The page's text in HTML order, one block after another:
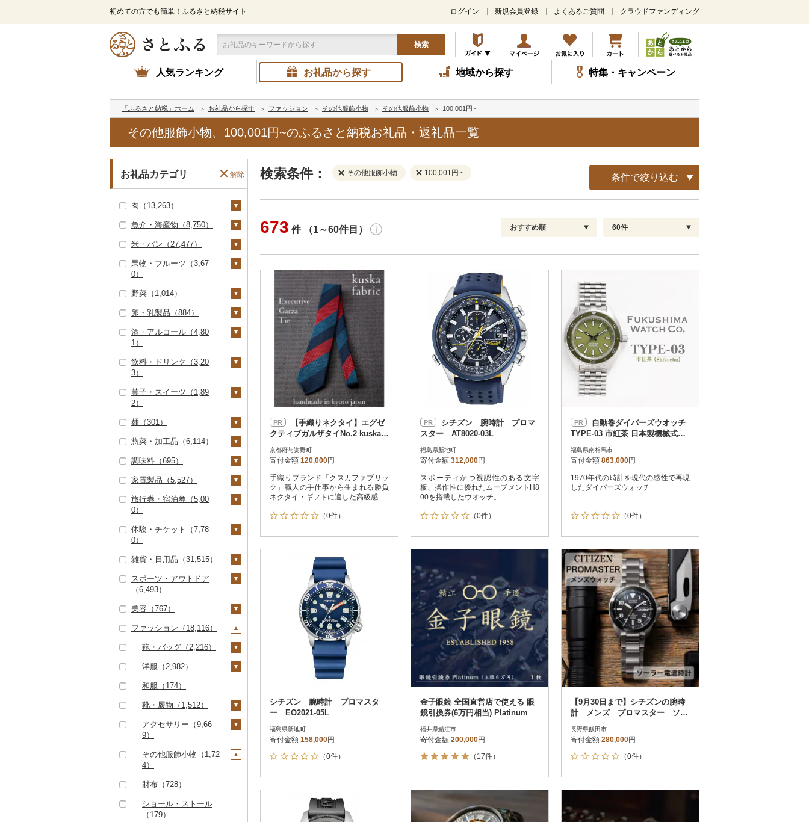
初めての方でも簡単！ふるさと納税サイト
メ
ン
コ
ン
テ
ツ
ッ
ログイン 新規会員登録 よくあるご質問 クラウドファンディング
検索
人気ランキング お礼品から探す 地域から探す 特集・キャンペーン
「ふるさと納税」ホーム お礼品から探す ファッション その他服飾小物 その他服飾小物 100,001円~
その他服飾小物、100,001円~のふるさと納税お礼品・返礼品一覧
お礼品カテゴリ 解除
肉（13,263）
牛肉（精肉）（10,11
しゃぶしゃぶ（2,61
和牛（924）
仙台牛（70）
米沢牛（34）
山形牛（430）
常陸牛（183）
上州牛（1）
飛騨牛（309）
近江牛（215）
神戸牛・神戸ビーフ
（326）
但馬牛（158）
土佐あかうし（12）
佐賀牛（1,390）
長崎和牛（418）
あか牛（457）
宮崎牛（123）
その他牛肉（精肉）
（542）
1）
6）
（4）
（395）
焼肉（223）
4）
ハンバーグ（327）
ソーセージ・ウインナ
ベーコン・サラミ（8
（162）
鶏肉（1,081）
中津からあげ（0）
水炊き（25）
地鶏（683）
赤鶏さつま（0）
その他鶏肉（186）
羊肉・ラム肉（ジンギ
鴨肉（0）
猪肉（18）
その他肉・加工品（6
魚介・海産物（8,750）
カニ（1,987）
ズワイガニ（1,440）
エビ（142）
1）
からすみ（22）
キャビア（168）
その他魚卵（8）
帆立（ホタテ）（89
鮑（アワビ）（34）
牡蠣（カキ）（54）
あさり（345）
しじみ（41）
サザエ（9）
はまぐり（6）
その他貝（143）
うなぎ（1,329）
鮮魚（1,321）
鮭・サーモン（335）
マグロ（276）
イワシ（7）
カツオ（138）
金目鯛（33）
クエ（44）
くじら（12）
サバ（16）
さんま（2）
イカ・タコ（138）
イカ（81）
タコ（49）
海苔・海藻（140）
海苔（95）
わかめ（25）
ひじき（0）
その他海苔・海藻（3
4）
干物（321）
ししゃも（24）
その他干物（304）
その他魚介・加工品
（1,243）
しらす・ちりめん（7
6）
かまぼこ・練り製品
（43）
その他魚介・加工品
（1,063）
米・パン（27,477）
米（27,245）
ゆめぴりか（977）
つや姫（438）
コシヒカリ（14,383）
はえぬき（364）
さがびより（244）
あきたこまち（4,62
0）
ひとめぼれ（594）
ミルキークィーン（1
95）
ななつぼし（858）
その他米（1,467）
04）
果物・フルーツ（3,67
0）
ぶどう・マスカット
ピオーネ（116）
ット（85）
もも（267）
梨（175）
和梨（118）
洋梨・ラフランス（4
マンゴー（98）
みかん・柑橘（313）
みかん（229）
レモン（0）
不知火・デコポン（1
14）
せとか（85）
文旦（7）
まどんな（17）
ポンカン（21）
その他柑橘（212）
すいか（34）
キウイ（101）
柿（カキ）（93）
ドライフルーツ（2
5）
干し柿（2）
干し芋（15）
その他ドライフルーツ
（7）
その他果物（320）
びわ（95）
ブルーベリー（3）
パイナップル（2）
栗（4）
その他果物（165）
野菜（1,014）
いも（84）
じゃがいも（43）
トマト（105）
2）
とうもろこし（29）
根菜（125）
人参（26）
大根（10）
自然薯（0）
レンコン（1）
にんにく・生姜（8
1）
その他根菜（14）
アスパラガス（14）
豆（58）
きのこ（131）
しいたけ（16）
松茸（62）
その他きのこ（53）
その他野菜（708）
山菜（8）
かぼちゃ（16）
茄子（13）
レタス（5）
その他野菜（601）
卵・乳製品（884）
卵（183）
牛乳（239）
バター（66）
その他乳製品（197）
酒・アルコール（4,80
1）
ビール・発泡酒（2,49
ビール（1,184）
ール（633）
日本酒（572）
シャンパン・スパーク
その他ワイン（61）
ノンアルコール（8
その他酒（340）
飲料・ドリンク（3,20
3）
水・ミネラルウォータ
コーヒー・コーヒー豆
（129）
知覧茶（6）
八女茶（6）
9）
ンジジュース）（4
6）
その他果汁飲料（14
茶葉・ティーバッグ
炭酸飲料（136）
豆乳（22）
（724）
菓子・スイーツ（1,89
2）
ケーキ（209）
クッキー（68）
焼き菓子（117）
プリン（210）
ゼリー（113）
アイス・ジェラート
その他洋菓子（187）
煎餅・おかき（10）
羊羹（3）
饅頭（8）
大福（7）
その他和菓子（102）
麺（301）
ラーメン（78）
うどん（115）
そば（30）
パスタ（18）
その他麺（160）
惣菜・加工品（6,114）
惣菜（1,055）
餃子（288）
シュウマイ（23）
カレー・シチュー（4
シチュー（123）
肉（2,588）
ピザ（114）
豆腐・納豆（87）
豆腐（8）
納豆（79）
漬物（65）
梅干（9）
キムチ（39）
その他漬物（16）
缶詰・瓶詰（196）
肉（4）
魚（82）
果物（1）
ジャム（91）
その他缶詰・瓶詰（1
9）
乾物（102）
燻製（スモーク）（6
調味料（695）
砂糖（33）
塩（24）
酢（28）
だし（69）
食用油（94）
えごま油（8）
オリーブオイル（4
3）
ごま油（21）
その他食用油（30）
はちみつ（134）
ドレッシング（32）
その他調味料（228）
みりん（3）
ケチャップ（0）
こしょう（0）
その他調味料（186）
家電製品（5,527）
季節・空調家電（32
キッチン家電（455）
（729）
メラ（824）
美容・健康家電（30
旅行券・宿泊券（5,00
0）
旅行券（821）
ポン（Eメール発行）
JTBふるさと旅行券
体験・チケット（7,78
0）
PayPay商品券（2,67
食事券（1,297）
温泉・サウナ・スパ利
ト券（93）
8）
プレークーポン（0）
その他のゴルフプレー
券（254）
09）
カタログギフト（9
6）
雑貨・日用品（31,515）
家具・インテリア（1
9,260）
タンス（1,365）
机・テーブル（3,38
（5,083）
その他家具・インテリ
ア（10,171）
寝具（6,028）
布団（2,931）
枕（320）
毛布（223）
タオルケット（13）
その他寝具（2,698）
タオル（75）
泉州タオル（22）
その他タオル（51）
文房具・印鑑（427）
ボールペン（34）
ノート・ファイル
その他文房具（156）
食器（992）
グラス・カップ（38
箸（28）
スプーン・フォーク・
ナイフ（60）
皿・椀（335）
弁当箱（22）
キッチン用品（712）
包丁（232）
フライパン（71）
まな板（8）
土鍋（11）
その他キッチン用品
（311）
日用品（1,265）
洗剤（111）
（97）
7）
楽器・器材（49）
おもちゃ・ぬいぐるみ
（67）
スポーツ・アウトドア
（6,493）
ゴルフ（2,814）
ゴルフボール（713）
ゴルフクラブ（1,79
釣り（860）
サイクリング（321）
アウトドア・キャンプ
1）
ウェア・ユニフォーム
（101）
その他スポーツ（92
6）
美容（767）
スキンケア（233）
化粧水・乳液・美容液
2）
シャンプー・リンス
（15）
入浴剤（97）
アロマ（11）
その他美容（354）
ファッション（18,116）
鞄・バッグ（2,216）
トートバッグ・ショル
ツケース（51）
その他鞄・バッグ（1,
237）
洋服（2,982）
女性・レディース（1,
8）
その他洋服（653）
和服（174）
靴・履物（1,512）
靴・シューズ（1,45
4）
スリッパ・下駄・草履
（51）
その他靴・履物（35
アクセサリー（9,66
9）
ペンダント・ネックレ
ス（2,804）
ピアス・イヤリング
真珠・パール（1,18
その他服飾小物（1,72
4）
財布（728）
ショール・ストール
（179）
検索条件： その他服飾小物 100,001円~ 条件で絞り込む
円
決済方法
PayPay
クレジットカード決済
Amazon Pay
楽天ペイ
メルペイ
コンビニ支払い
ソフトバンクまとめて支払い
d払い
金融機関(Pay-easy決済)
解除
発送種別 解除
通常
冷蔵便
冷凍便
配送指定 解除
お届け日時指定可
お届け時間帯指定可
発送される月指定可
その他 解除
さとふる限定のお礼品
定期便
さとふるアプリdeワンストップ申請
対象
結果を見る（ 673 件）
673 件 （1～60件目） おすすめ順
新着順
レビュー評価順
寄付金額が高い順
寄付金額が低い順
60件
60
PR
クティブガルザタイNo.2 kuskafa
bric 京都・丹後のシルク織物
京都府与謝野町
寄付金額 120,000円
手織りブランド「クスカファブリッ
ク」職人の手仕事から生まれる勝負
ネクタイ・ギフトに適した高級感
（0件）
PR
スター AT8020-03L
福島県新地町
寄付金額 312,000円
スポーティかつ視認性のある文字
板、操作性に優れたムーブメントH8
00を搭載したウオッチ。
（0件）
PR
TYPE-03 市紅茶 日本製機械式腕
時計 cr003-ae
福島県南相馬市
寄付金額 863,000円
1970年代の時計を現代の感性で再現
したダイバーズウォッチ
（0件）
シチズン 腕時計 プロマスタ
ー EO2021-05L
福島県新地町
寄付金額 158,000円
（0件）
金子眼鏡 全国直営店で使える 眼
鏡引換券(6万円相当) Platinum
福井県鯖江市
寄付金額 200,000円
（17件）
【9月30日まで】シチズンの腕時
計 メンズ プロマスター ソー
長野県飯田市
寄付金額 280,000円
（0件）